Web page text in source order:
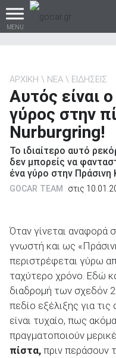
MENU
Βρες τα
Καινούρια
ΑΝΑΖΗΤΗΣΗ
ΑΡΧΙΚΗ ΝΕΑ ΕΙΔΗΣΕΙΣ
Αυτός είναι
γύρος στην
Nurburgring!
Το ιδιαίτερο αυτό
δεν μπορείς να
ένα γύρο στην Πράσινη
GOCAR TEAM στις
Όταν γίνεται αναφορά
γνωστή και ως
περιστρέφεται γύρω
ταχύτερο χρόνο. Εδώ
διαδρομή των σχεδόν
πεδίο εξέλιξης για
είναι τυχαίο, πως
πραγματοποιούν
πίστα, πριν περάσουν